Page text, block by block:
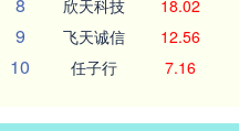
欣天科技 18.02
9 飞天诚信 12.56
10 任子行 7.16